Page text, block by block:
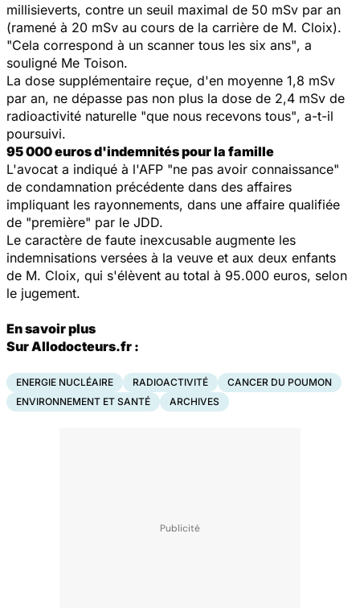
millisieverts, contre un seuil maximal de 50 mSv par an
(ramené à 20 mSv au cours de la carrière de M. Cloix).
"Cela correspond à un scanner tous les six ans", a
souligné Me Toison.
La dose supplémentaire reçue, d'en moyenne 1,8 mSv
par an, ne dépasse pas non plus la dose de 2,4 mSv de
radioactivité naturelle "que nous recevons tous", a-t-il
poursuivi.
95 000 euros d'indemnités pour la famille
L'avocat a indiqué à l'AFP "ne pas avoir connaissance"
de condamnation précédente dans des affaires
impliquant les rayonnements, dans une affaire qualifiée
de "première" par le JDD.
Le caractère de faute inexcusable augmente les
indemnisations versées à la veuve et aux deux enfants
de M. Cloix, qui s'élèvent au total à 95.000 euros, selon
le jugement.
En savoir plus
Sur Allodocteurs.fr :
ENERGIE NUCLÉAIRE RADIOACTIVITÉ
CANCER DU POUMON
ENVIRONNEMENT ET SANTÉ
ARCHIVES